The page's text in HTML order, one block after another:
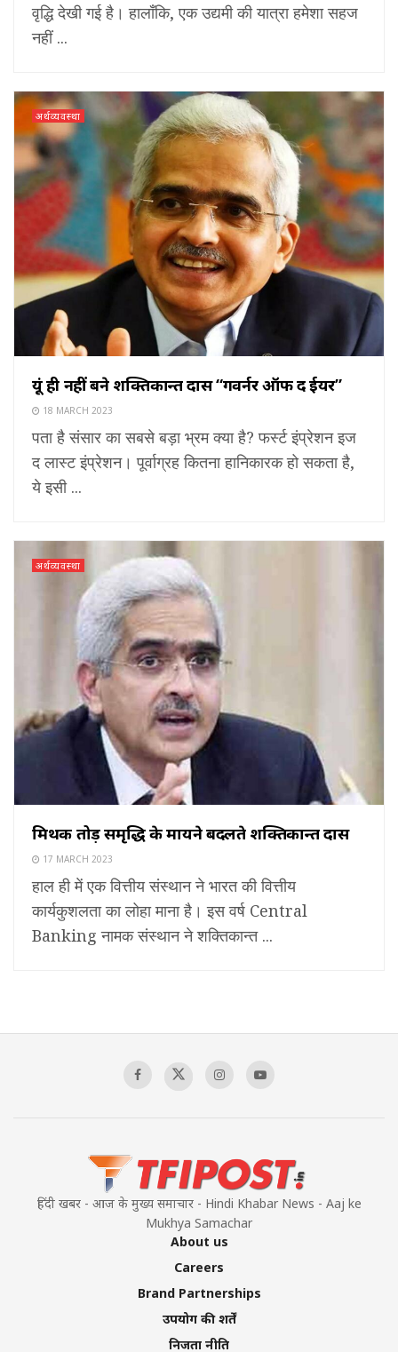
वृद्धि देखी गई है। हालाँकि, एक उद्यमी की यात्रा हमेशा सहज
नहीं ...
अर्थव्यवस्था
यूं ही नहीं बने शक्तिकान्त दास “गवर्नर ऑफ द ईयर”
18 MARCH 2023
पता है संसार का सबसे बड़ा भ्रम क्या है? फर्स्ट इंप्रेशन इज
द लास्ट इंप्रेशन। पूर्वाग्रह कितना हानिकारक हो सकता है,
ये इसी ...
अर्थव्यवस्था
मिथक तोड़ समृद्धि के मायने बदलते शक्तिकान्त दास
17 MARCH 2023
हाल ही में एक वित्तीय संस्थान ने भारत की वित्तीय
कार्यकुशलता का लोहा माना है। इस वर्ष Central
Banking नामक संस्थान ने शक्तिकान्त ...
हिंदी खबर - आज के मुख्य समाचार - Hindi Khabar News - Aaj ke
Mukhya Samachar
About us
Careers
Brand Partnerships
उपयोग की शर्तें
निजता नीति